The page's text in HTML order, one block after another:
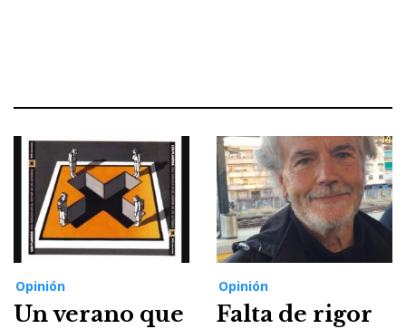
Opinión
Un verano que
Opinión
Falta de rigor